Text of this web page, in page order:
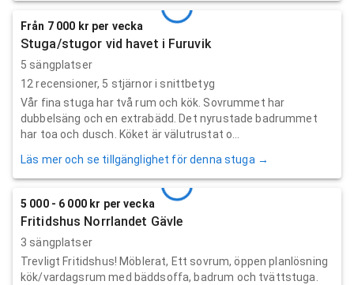
Från 7 000 kr per vecka
Stuga/stugor vid havet i Furuvik
5 sängplatser
12 recensioner, 5 stjärnor i snittbetyg
Vår fina stuga har två rum och kök. Sovrummet har
dubbelsäng och en extrabädd. Det nyrustade badrummet
har toa och dusch. Köket är välutrustat o...
Läs mer och se tillgänglighet för denna stuga →
5 000 - 6 000 kr per vecka
Fritidshus Norrlandet Gävle
3 sängplatser
Trevligt Fritidshus! Möblerat, Ett sovrum, öppen planlösning
kök/vardagsrum med bäddsoffa, badrum och tvättstuga.